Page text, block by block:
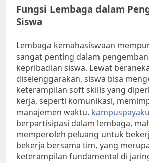
Fungsi Lembaga dalam
Siswa
Lembaga kemahasiswaan
sangat penting dalam
kepribadian siswa. Lewat
diselenggarakan, siswa bisa
keterampilan soft skills yang
kerja, seperti komunikasi,
manajemen waktu.
berpartisipasi dalam lembaga,
memperoleh peluang untuk
bekerja bersama tim, yang
keterampilan fundamental di